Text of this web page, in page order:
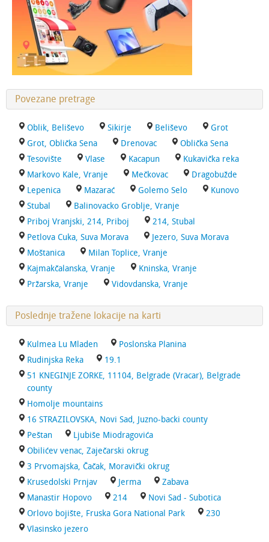
Povezane pretrage
Oblik, Beliševo Sikirje Beliševo
Grot
Grot, Oblička Sena
Drenovac
Oblička Sena
Tesovište
Vlase Kacapun
Kukavička reka
Markovo Kale, Vranje
Mečkovac
Dragobužde
Lepenica
Mazarać Golemo Selo
Kunovo
Stubal
Balinovacko Groblje, Vranje
Priboj Vranjski, 214, Priboj
214, Stubal
Petlova Cuka, Suva Morava
Jezero, Suva Morava
Moštanica
Milan Toplice, Vranje
Kajmakčalanska, Vranje
Kninska, Vranje
Pržarska, Vranje
Vidovdanska, Vranje
Poslednje tražene lokacije na karti
Kulmea Lu Mladen
Poslonska Planina
Rudinjska Reka
19.1
51 KNEGINJE ZORKE, 11104, Belgrade (Vracar), Belgrade
county
Homolje mountains
16 STRAZILOVSKA, Novi Sad, Juzno-backi county
Peštan
Ljubiše Miodragovića
Obilićev venac, Zaječarski okrug
3 Prvomajska, Čačak, Moravički okrug
Krusedolski Prnjav
Jerma
Zabava
Manastir Hopovo
214
Novi Sad - Subotica
Orlovo bojište, Fruska Gora National Park
230
Vlasinsko jezero